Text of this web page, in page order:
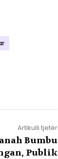
Artikulli tjetër
Bumbu
Publik